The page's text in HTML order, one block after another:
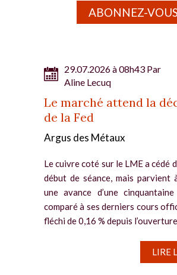
ABONNEZ-VOUS
29.07.2026 à 08h43 Par
Aline Lecuq
Le marché attend la
de la Fed
Argus des Métaux
Le cuivre coté sur le LME a cédé
début de séance, mais parvient
une avance d’une
comparé à ses derniers cours
fléchi de 0,16 % depuis
LIRE